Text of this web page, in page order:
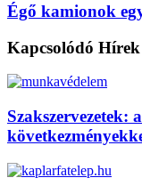
Égő kamionok
Kapcsolódó Hírek
Szakszervezetek: